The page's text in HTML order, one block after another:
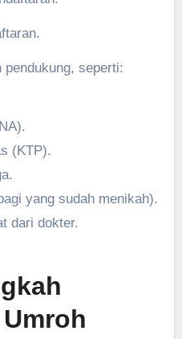
pendukung, seperti:
(KTP).
yang sudah menikah).
dari dokter.